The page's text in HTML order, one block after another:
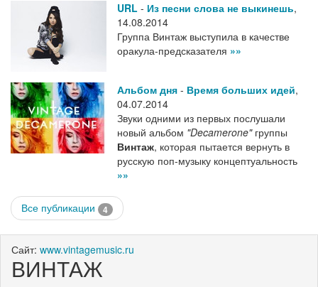
URL - Из песни слова не выкинешь,
14.08.2014
Группа Винтаж выступила в качестве
оракула-предсказателя »»
Альбом дня - Время больших идей,
04.07.2014
Звуки одними из первых послушали
новый альбом "Decamerone"группы
Винтаж, которая пытается вернуть в
русскую поп-музыку концептуальность
»»
Все публикации 4
Сайт: www.vintagemusic.ru
ВИНТАЖ